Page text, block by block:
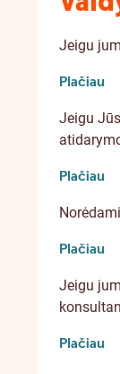
Jeigu
Plačiau
Jeigu
Plačiau
Plačiau
Jeigu
Plačiau